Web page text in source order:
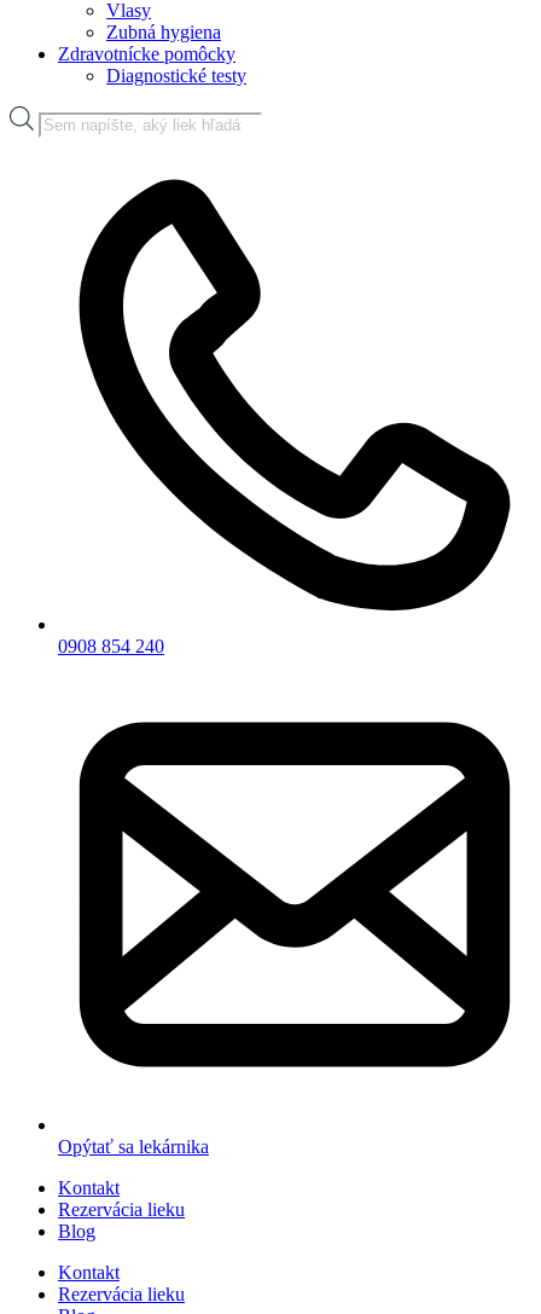
Vlasy
Zubná hygiena
Zdravotnícke pomôcky
Diagnostické testy
Products
search
0908 854 240
Opýtať sa lekárnika
Kontakt
Rezervácia lieku
Blog
Kontakt
Rezervácia lieku